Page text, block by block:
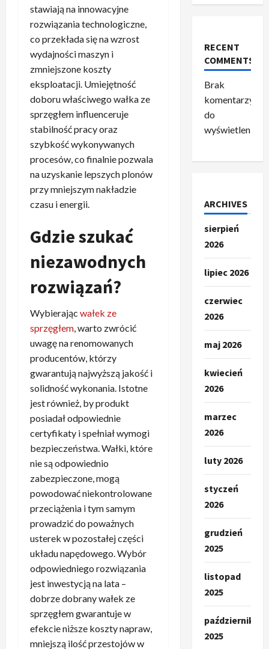
stawiają na innowacyjne
rozwiązania technologiczne,
co przekłada się na wzrost
wydajności maszyn i
zmniejszone koszty
eksploatacji. Umiejętność
doboru właściwego wałka ze
sprzęgłem influenceruje
stabilność pracy oraz
szybkość wykonywanych
procesów, co finalnie pozwala
na uzyskanie lepszych plonów
przy mniejszym nakładzie
czasu i energii.
Gdzie szukać
niezawodnych
rozwiązań?
Wybierając wałek ze
sprzęgłem , warto zwrócić
uwagę na renomowanych
producentów, którzy
gwarantują najwyższą jakość i
solidność wykonania. Istotne
jest również, by produkt
posiadał odpowiednie
certyfikaty i spełniał wymogi
bezpieczeństwa. Wałki, które
nie są odpowiednio
zabezpieczone, mogą
powodować niekontrolowane
przeciążenia i tym samym
prowadzić do poważnych
usterek w pozostałej części
układu napędowego. Wybór
odpowiedniego rozwiązania
jest inwestycją na lata –
dobrze dobrany wałek ze
sprzęgłem gwarantuje w
efekcie niższe koszty napraw,
mniejszą ilość przestojów w
RECENT
COMMENTS
Brak
komentarzy
do
wyświetlenia.
ARCHIVES
sierpień
2026
lipiec 2026
czerwiec
2026
maj 2026
kwiecień
2026
marzec
2026
luty 2026
styczeń
2026
grudzień
2025
listopad
2025
październik
2025